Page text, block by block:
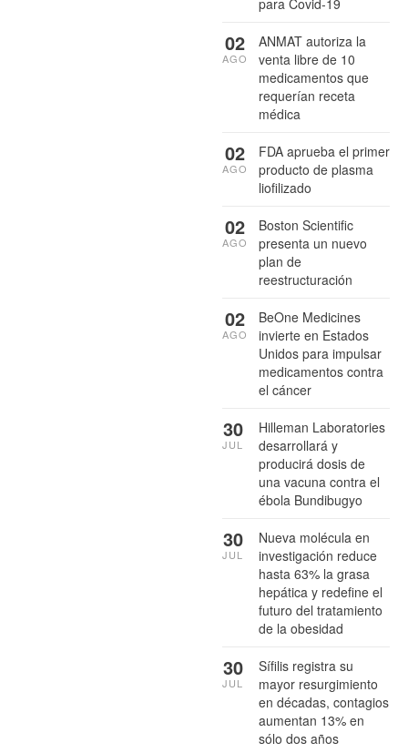
ANMAT autoriza la
venta libre de 10
medicamentos que
requerían receta
médica
02
AGO
FDA aprueba el primer
producto de plasma
liofilizado
02
AGO
Boston Scientific
presenta un nuevo
plan de
reestructuración
02
AGO
BeOne Medicines
invierte en Estados
Unidos para impulsar
medicamentos contra
el cáncer
02
AGO
Hilleman Laboratories
desarrollará y
producirá dosis de
una vacuna contra el
ébola Bundibugyo
30
JUL
Nueva molécula en
investigación reduce
hasta 63% la grasa
hepática y redefine el
futuro del tratamiento
de la obesidad
30
JUL
Sífilis registra su
mayor resurgimiento
en décadas, contagios
aumentan 13% en
sólo dos años
30
JUL